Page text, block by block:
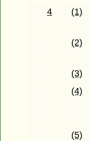
4
(1)
(2)
(3)
(4)
(5)